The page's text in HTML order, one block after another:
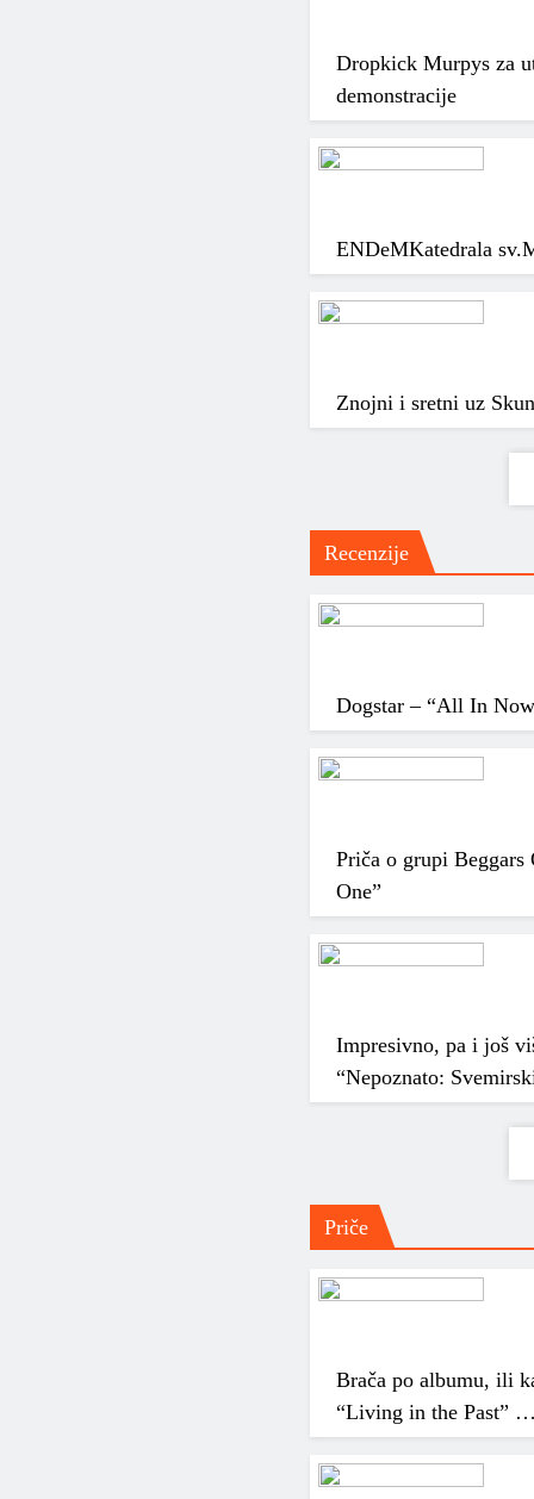
Dropkick Murpys za
demonstracije
ENDeMKatedrala
Znojni i sretni uz
Recenzije
Dogstar – “All In
Priča o grupi
One”
Impresivno, pa i još
“Nepoznato:
Priče
Brača po albumu, ili
“Living in the Past”